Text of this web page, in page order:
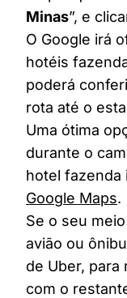
Minas”, e
O Google irá
hotéis
poderá
rota até o
Uma ótima
durante o
hotel fazenda
Google Maps.
Se o seu
avião ou
de Uber, para
com o